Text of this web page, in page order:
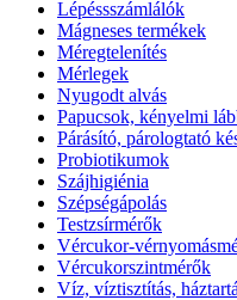
Lépéssszámlálók
Mágneses termékek
Méregtelenítés
Mérlegek
Nyugodt alvás
Papucsok, kényelmi
Párásító, párologtató
Probiotikumok
Szájhigiénia
Szépségápolás
Testzsírmérők
Vércukor-
Vércukorszintmérők
Víz, víztisztítás,